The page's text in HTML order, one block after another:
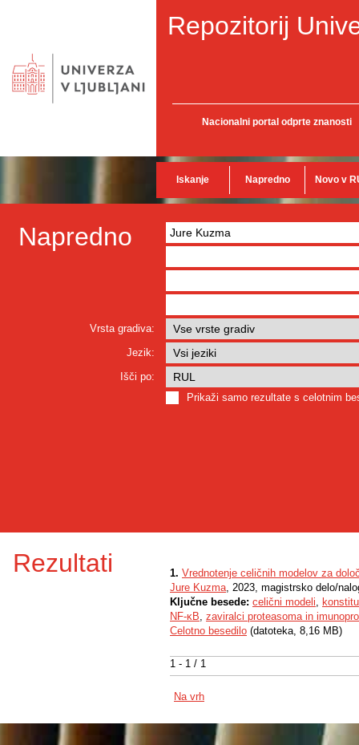
Repozitorij
Nacionalni portal odprte znanosti
Iskanje Napredno Novo v
Napredno
Vrsta gradiva:
Jezik:
Išči po:
Prikaži samo rezultate s celotnim
Rezultati
1 - 1 / 1
1. Vrednotenje celičnih modelov za
Jure Kuzma, 2023, magistrsko delo/
Ključne besede: celični modeli,
NF-κB, zaviralci proteasoma in
Celotno besedilo (datoteka, 8,16 MB)
Na vrh